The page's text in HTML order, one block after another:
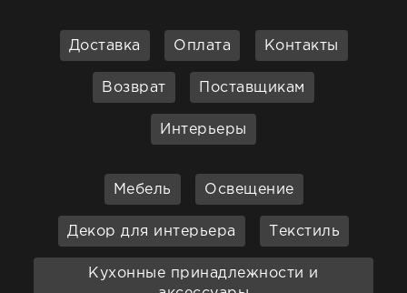
Доставка Оплата Контакты
Возврат Поставщикам
Интерьеры
Мебель Освещение
Декор для интерьера Текстиль
Кухонные принадлежности и